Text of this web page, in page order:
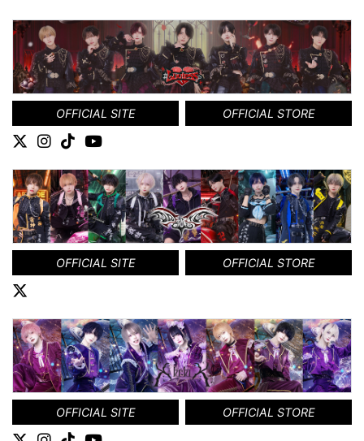
OFFICIAL SITE OFFICIAL STORE
OFFICIAL SITE OFFICIAL STORE
OFFICIAL SITE OFFICIAL STORE